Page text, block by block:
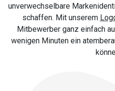
unverwechselbare
schaffen. Mit unserem
Mitbewerber ganz einfach
wenigen Minuten ein